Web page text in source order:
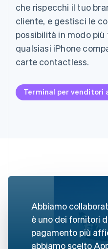
che rispecchi il tuo
cliente, e gestisci le
possibilità in modo
qualsiasi iPhone
carte contactless.
Terminal per venditori
Abbiamo
è uno dei fornitori
pagamento più
abbiamo scelto
Australia
English
Deutsch English
Belgio